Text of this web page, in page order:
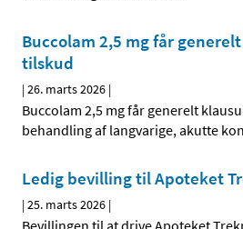
Buccolam 2,5 mg får
tilskud
|26. marts 2026 |
Buccolam 2,5 mg får generelt
behandling af langvarige, akutte
Ledig bevilling til Apoteket
|25. marts 2026 |